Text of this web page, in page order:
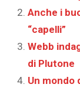
Anche i
“capelli”
Webb
di Plutone
Un mondo